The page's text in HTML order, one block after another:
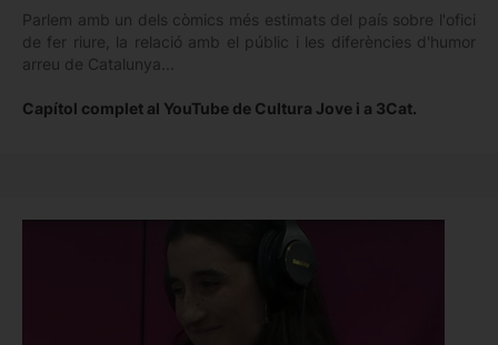
Parlem amb un dels còmics més estimats del país sobre l'ofici
de fer riure, la relació amb el públic i les diferències d'humor
arreu de Catalunya...
Capítol complet al YouTube de Cultura Jove i a 3Cat.